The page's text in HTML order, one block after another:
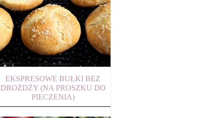
EKSPRESOWE BUŁKI BEZ
DROŻDŻY (NA PROSZKU DO
PIECZENIA)